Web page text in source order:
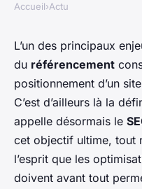
pourquoi et
Conseils
adpatée.
Accueil›Actu
L’un des principaux
du référencement
positionnement d’un
C’est d’ailleurs là la
appelle désormais le
cet objectif ultime, tout
l’esprit que les
doivent avant tout